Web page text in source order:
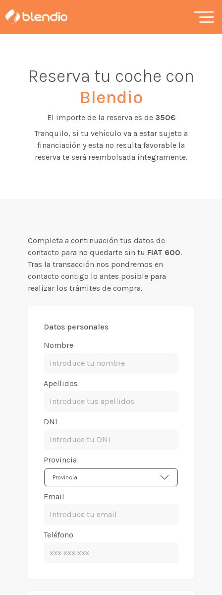
Reserva tu coche con
Blendio
El importe de la reserva es de 350€
Tranquilo, si tu vehículo va a estar sujeto a
financiación y esta no resulta favorable la
reserva te será reembolsada íntegramente.
Completa a continuación tus datos de
contacto para no quedarte sin tu FIAT 600.
Tras la transacción nos pondremos en
contacto contigo lo antes posible para
realizar los trámites de compra.
Datos personales
Nombre
Apellidos
DNI
Provincia
Provincia
Email
Teléfono